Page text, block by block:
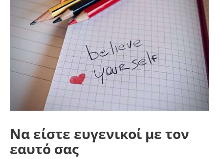
Να είστε ευγενικοί με τον
εαυτό σας